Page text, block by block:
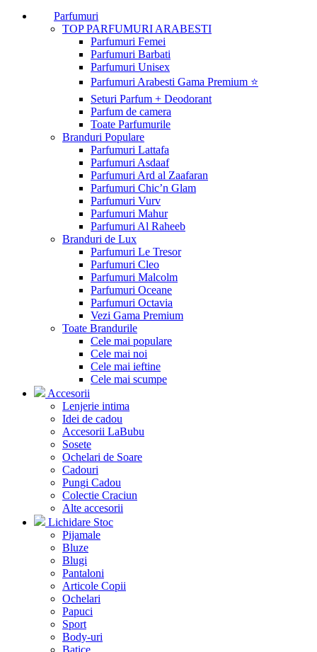
Parfumuri
TOP PARFUMURI ARABESTI
Parfumuri Femei
Parfumuri Barbati
Parfumuri Unisex
Parfumuri Arabesti Gama Premium ⭐
Seturi Parfum + Deodorant
Parfum de camera
Toate Parfumurile
Branduri Populare
Parfumuri Lattafa
Parfumuri Asdaaf
Parfumuri Ard al Zaafaran
Parfumuri Chic’n Glam
Parfumuri Vurv
Parfumuri Mahur
Parfumuri Al Raheeb
Branduri de Lux
Parfumuri Le Tresor
Parfumuri Cleo
Parfumuri Malcolm
Parfumuri Oceane
Parfumuri Octavia
Vezi Gama Premium
Toate Brandurile
Cele mai populare
Cele mai noi
Cele mai ieftine
Cele mai scumpe
Accesorii
Lenjerie intima
Idei de cadou
Accesorii LaBubu
Sosete
Ochelari de Soare
Cadouri
Pungi Cadou
Colectie Craciun
Alte accesorii
Lichidare Stoc
Pijamale
Bluze
Blugi
Pantaloni
Articole Copii
Ochelari
Papuci
Sport
Body-uri
Batice